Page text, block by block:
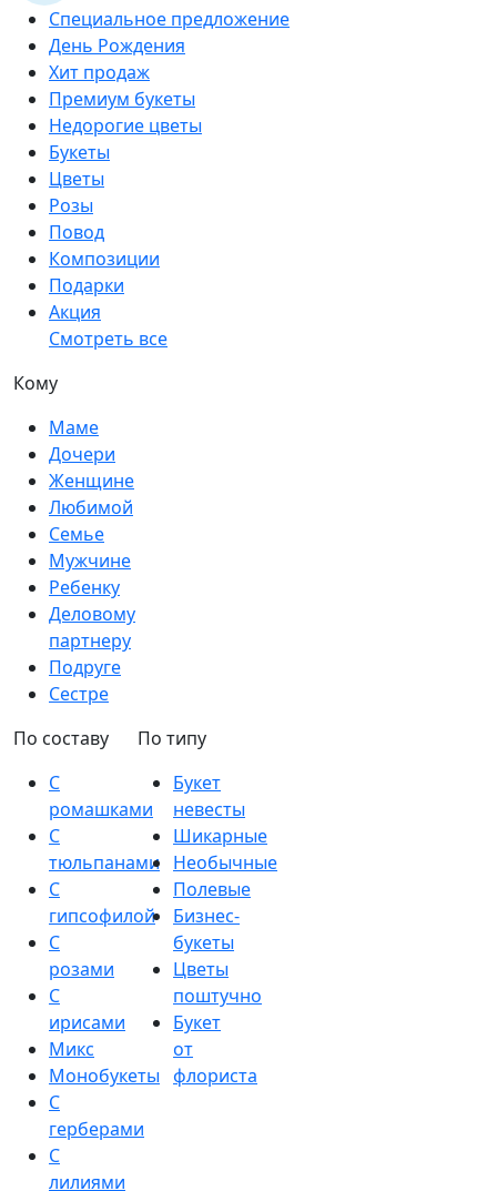
Специальное предложение
День Рождения
Хит продаж
Премиум букеты
Недорогие цветы
Букеты
Цветы
Розы
Повод
Композиции
Подарки
Акция
Смотреть все
Кому
Маме
Дочери
Женщине
Любимой
Семье
Мужчине
Ребенку
Деловому
партнеру
Подруге
Сестре
По составу
С
ромашками
С
тюльпанами
С
гипсофилой
С
розами
С
ирисами
Микс
Монобукеты
С
герберами
С
лилиями
По типу
Букет
невесты
Шикарные
Необычные
Полевые
Бизнес-
букеты
Цветы
поштучно
Букет
от
флориста